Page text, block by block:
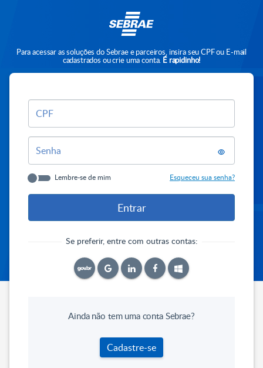
Para acessar as soluções do Sebrae e parceiros, insira seu CPF ou E-mail
cadastrados ou crie uma conta. É rapidinho!
CPF
Senha
Lembre-se de mim Esqueceu sua senha?
Se preferir, entre com outras contas:
Ainda não tem uma conta Sebrae?
Cadastre-se